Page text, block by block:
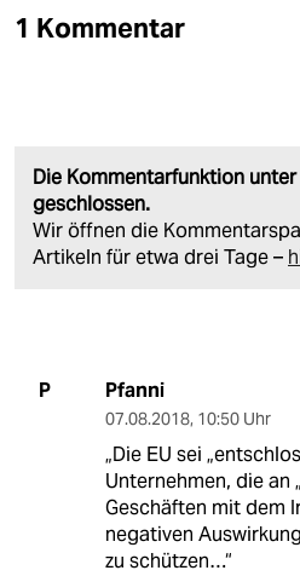
1 Kommentar
Die Kommentarfunktion
geschlossen.
Wir öffnen die
Artikeln für etwa drei Tage –
P Pfanni
07.08.2018, 10:50 Uhr
„Die EU sei
Unternehmen, die an
Geschäften mit dem
negativen
zu schützen…“